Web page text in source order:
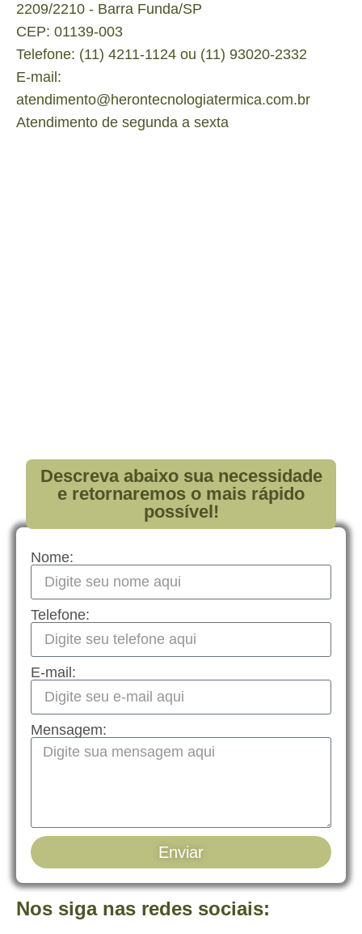
2209/2210 - Barra Funda/SP
CEP: 01139-003
Telefone: (11) 4211-1124 ou (11) 93020-2332
E-mail:
atendimento@herontecnologiatermica.com.br
Atendimento de segunda a sexta
Descreva abaixo sua necessidade
e retornaremos o mais rápido
possível!
Nome:
Telefone:
E-mail:
Mensagem:
Enviar
Nos siga nas redes sociais: